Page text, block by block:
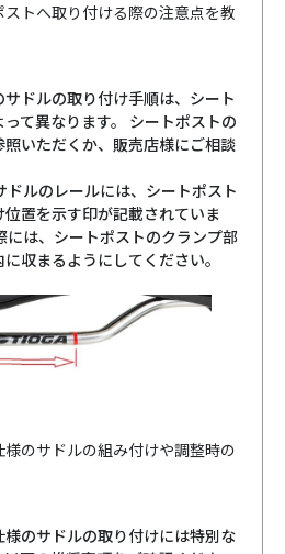
トへ取り付ける際の注意点を教
ドルの取り付け手順は、シート
て異なります。 シートポストの
いただくか、販売店様にご相談
ドルのレールには、シートポスト
置を示す印が記載されていま
には、シートポストのクランプ部
収まるようにしてください。
のサドルの組み付けや調整時の
のサドルの取り付けには特別な